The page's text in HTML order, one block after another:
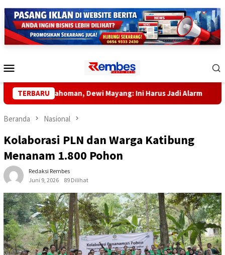
ke
konten
Mobile
TERBARU
Pahoman, Dewi Mayang: Ini Harus Jadi Alarm Bayi
Beranda Nasional
Kolaborasi PLN dan Warga Katibung
Menanam 1.800 Pohon
Redaksi Rembes
Juni 9, 2026
89 Dilihat